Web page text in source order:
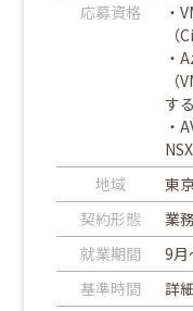
応募資格
・
・
す
・
地域
東
契約形態
業
就業期間
9月
基準時間
詳